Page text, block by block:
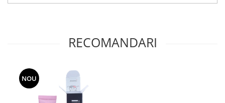
RECOMANDARI
NOU